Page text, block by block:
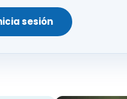
de Murcia.
sesión